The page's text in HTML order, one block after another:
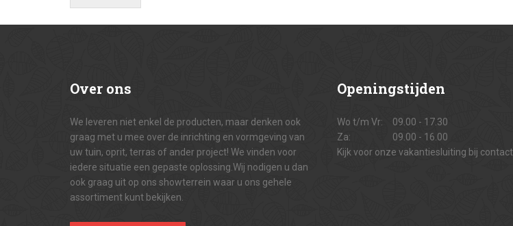
Over ons
We leveren niet enkel de producten, maar denken ook
graag met u mee over de inrichting en vormgeving van
uw tuin, oprit, terras of ander project! We vinden voor
iedere situatie een gepaste oplossing.Wij nodigen u dan
ook graag uit op ons showterrein waar u ons gehele
assortiment kunt bekijken.
Openingstijden
Wo t/m Vr:
09.00 - 17.30
Za:
09.00 - 16.00
Kijk voor onze vakantiesluiting bij contact